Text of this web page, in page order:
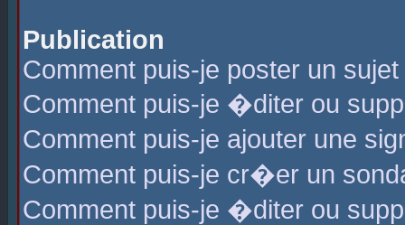
Publication
Comment puis-je poster un
Comment puis-je �diter ou
Comment puis-je ajouter une
Comment puis-je cr�er un
Comment puis-je �diter ou